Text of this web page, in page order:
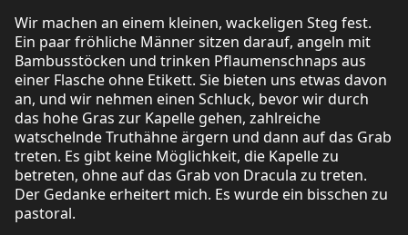
Wir machen an einem kleinen, wackeligen Steg fest.
Ein paar fröhliche Männer sitzen darauf, angeln mit
Bambusstöcken und trinken Pflaumenschnaps aus
einer Flasche ohne Etikett. Sie bieten uns etwas davon
an, und wir nehmen einen Schluck, bevor wir durch
das hohe Gras zur Kapelle gehen, zahlreiche
watschelnde Truthähne ärgern und dann auf das Grab
treten. Es gibt keine Möglichkeit, die Kapelle zu
betreten, ohne auf das Grab von Dracula zu treten.
Der Gedanke erheitert mich. Es wurde ein bisschen zu
pastoral.